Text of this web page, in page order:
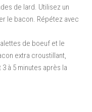
de lard. Utilisez un
le bacon. Répétez avec
de boeuf et le
extra croustillant,
à 5 minutes après la